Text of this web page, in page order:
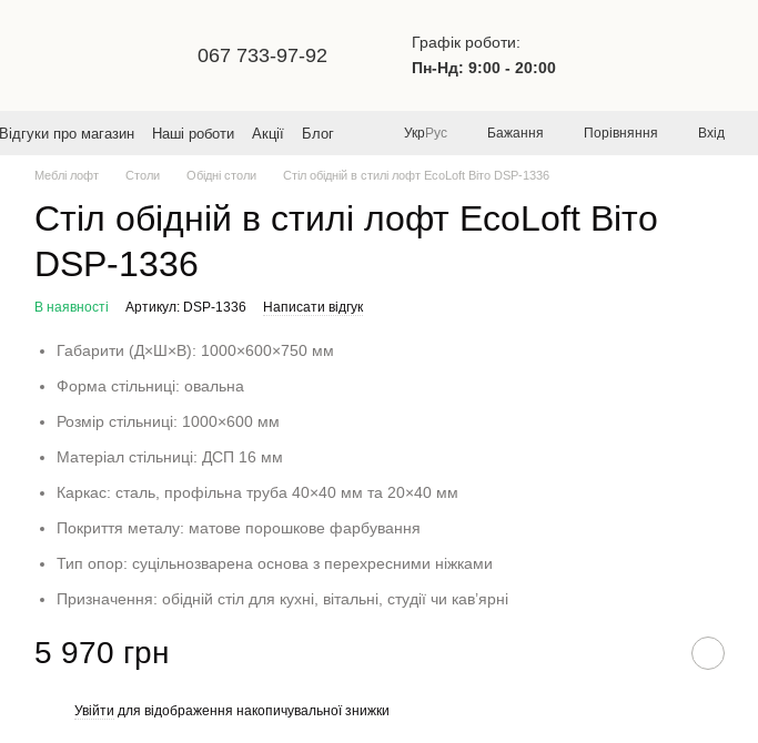
067 733-97-92
Графік роботи:
Пн-Нд: 9:00 - 20:00
Відгуки про магазин Наші роботи Акції
Блог
УкрРус Бажання Порівняння Вхід
Меблі лофт Столи Обідні столи Стіл обідній в стилі лофт EcoLoft Віто DSP-1336
Стіл обідній в стилі лофт EcoLoft Віто
DSP-1336
В наявності Артикул: DSP-1336 Написати відгук
Габарити (Д×Ш×В): 1000×600×750 мм
Форма стільниці: овальна
Розмір стільниці: 1000×600 мм
Матеріал стільниці: ДСП 16 мм
Каркас: сталь, профільна труба 40×40 мм та 20×40 мм
Покриття металу: матове порошкове фарбування
Тип опор: суцільнозварена основа з перехресними ніжками
Призначення: обідній стіл для кухні, вітальні, студії чи кав’ярні
5 970 грн
Увійти для відображення накопичувальної знижки